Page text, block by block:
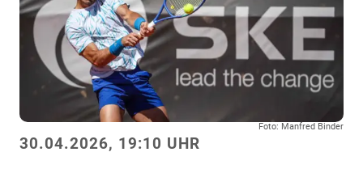
e
n
k
a
u
f
t
e
s
Foto: Manfred Binder
30.04.2026, 19:10 UHR